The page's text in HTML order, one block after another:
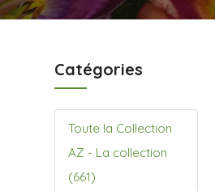
Catégories
Toute la Collection
AZ - La collection
(661)